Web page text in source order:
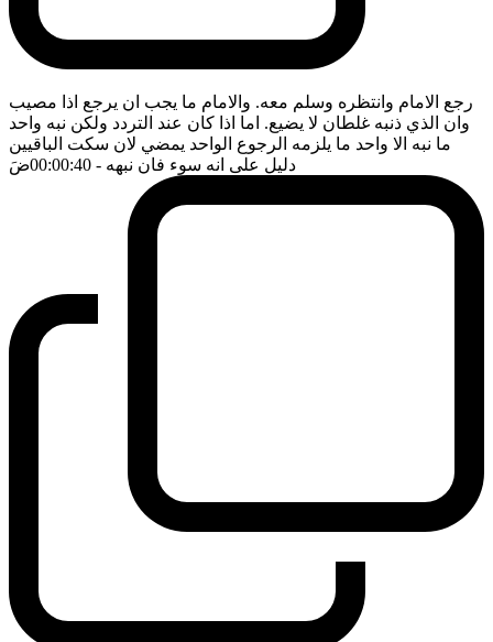
رجع الامام وانتظره وسلم معه. والامام ما يجب ان يرجع اذا مصيب
وان الذي ذنبه غلطان لا يضيع. اما اذا كان عند التردد ولكن نبه واحد
ما نبه الا واحد ما يلزمه الرجوع الواحد يمضي لان سكت الباقيين
دليل على انه سوء فان نبهه - 00:00:40 ضَ